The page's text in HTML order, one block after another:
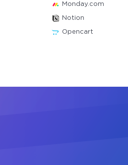
Monday.com
Notion
Opencart